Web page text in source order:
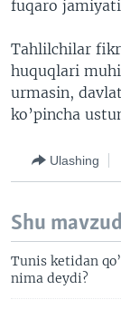
fuqaro
Tahlilchilar
huquqlari
urmasin,
ko’pincha
Ulashing
Shu
Tunis ketidan
nima deydi?